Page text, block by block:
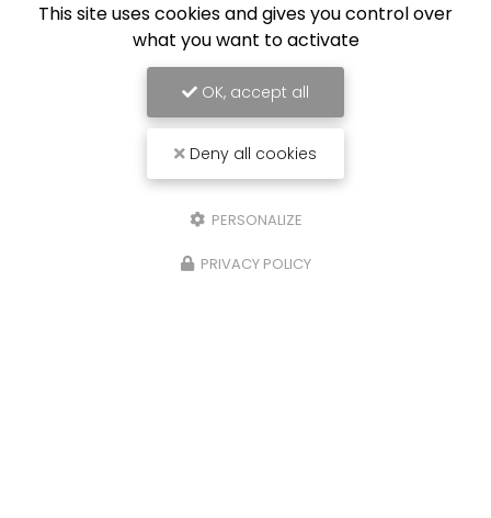
This site uses cookies and gives you control over
what you want to activate
OK, accept all
Deny all cookies
PERSONALIZE
PRIVACY POLICY